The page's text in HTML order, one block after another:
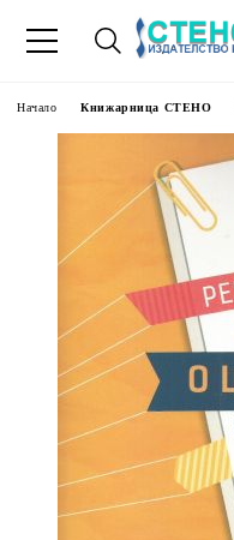
Начало Книжарница СТЕНО